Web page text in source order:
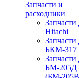
Запчасти и
расходники
Запчасти
Hitachi
Запчасти
БКМ-317
Запчасти
БМ-205Д